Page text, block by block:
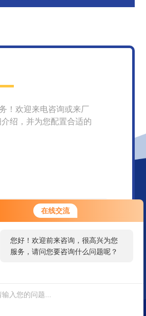
在线交流
您好！欢迎前来咨询，很高兴为您
服务，请问您要咨询什么问题呢？
您好，看您停留很久了，是否找到
了需求产品，您可以直接在线与我
！欢迎来电咨询或来厂
绍，并为您配置合适的